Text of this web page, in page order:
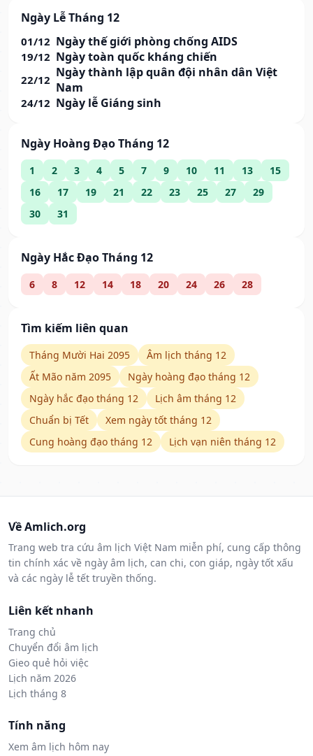
Ngày Lễ Tháng 12
01/12 Ngày thế giới phòng chống AIDS
19/12 Ngày toàn quốc kháng chiến
22/12 Ngày thành lập quân đội nhân dân Việt
Nam
24/12 Ngày lễ Giáng sinh
Ngày Hoàng Đạo Tháng 12
1 2 3 4 5 7 9 10 11 13
15
16
17 19 21 22 23 25 27
29
30
31
Ngày Hắc Đạo Tháng 12
6 8 12 14 18 20 24 26 28
Tìm kiếm liên quan
Tháng Mười Hai 2095
Âm lịch tháng 12
Ất Mão năm 2095
Ngày hoàng đạo tháng 12
Ngày hắc đạo tháng 12
Lịch âm tháng 12
Chuẩn bị Tết
Xem ngày tốt tháng 12
Cung hoàng đạo tháng 12
Lịch vạn niên tháng 12
Về Amlich.org
Trang web tra cứu âm lịch Việt Nam miễn phí, cung cấp thông
tin chính xác về ngày âm lịch, can chi, con giáp, ngày tốt xấu
và các ngày lễ tết truyền thống.
Liên kết nhanh
Trang chủ
Chuyển đổi âm lịch
Gieo quẻ hỏi việc
Lịch năm 2026
Lịch tháng 8
Tính năng
Xem âm lịch hôm nay